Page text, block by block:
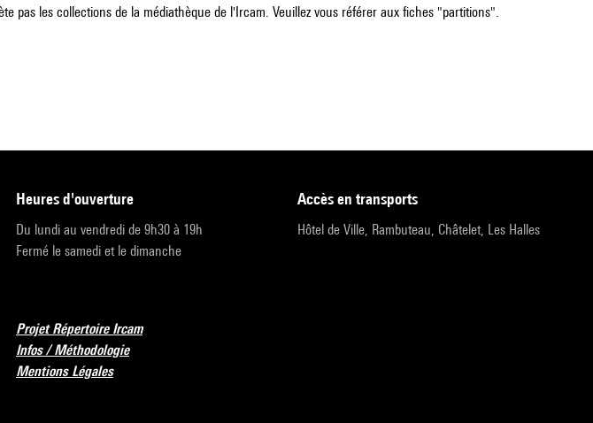
pas les collections de la médiathèque de l'Ircam. Veuillez vous référer aux fiches "partitions".
heures d'ouverture
Du lundi au vendredi de 9h30 à 19h
Fermé le samedi et le dimanche
accès en transports
Hôtel de Ville, Rambuteau, Châtelet, Les Halles
Projet Répertoire Ircam
Infos / Méthodologie
Mentions Légales